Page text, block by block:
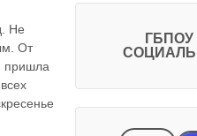
Не
От
пришла